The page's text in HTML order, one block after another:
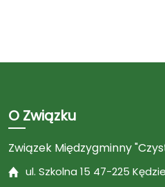
O Związku
Związek Międzygminny
ul. Szkolna 15 47-225